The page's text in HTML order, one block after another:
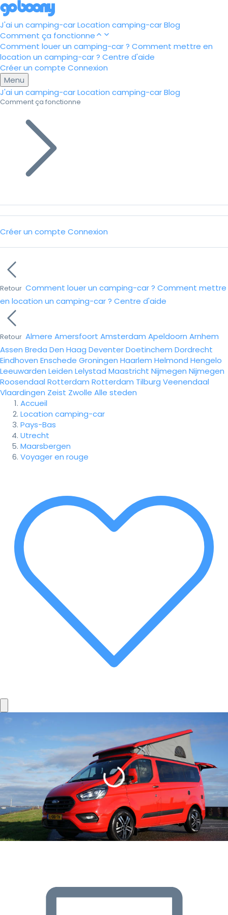
J'ai un camping-carLocation camping-carBlog
Comment ça fonctionne
Comment louer un camping-car ? Comment mettre en
location un camping-car ? Centre d'aide
Créer un compte Connexion
Menu
J'ai un camping-carLocation camping-carBlog
Comment ça fonctionne
Créer un compte Connexion
Retour Comment louer un camping-car ? Comment mettre
en location un camping-car ? Centre d'aide
Retour Almere Amersfoort Amsterdam Apeldoorn Arnhem
Assen Breda Den Haag DeventerDoetinchem Dordrecht
Eindhoven Enschede Groningen Haarlem Helmond Hengelo
Leeuwarden Leiden Lelystad Maastricht Nijmegen Nijmegen
Roosendaal Rotterdam Rotterdam Tilburg Veenendaal
Vlaardingen Zeist Zwolle Alle steden
Accueil
Location camping-car
Pays-Bas
Utrecht
Maarsbergen
Voyager en rouge